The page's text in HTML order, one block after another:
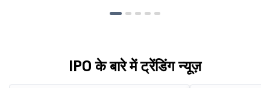
IPO के बारे में ट्रेंडिंग न्यूज़